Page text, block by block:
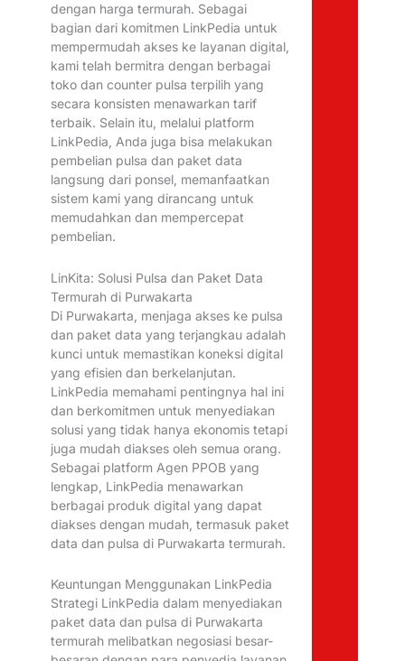
dengan harga termurah. Sebagai
bagian dari komitmen LinkPedia untuk
mempermudah akses ke layanan digital,
kami telah bermitra dengan berbagai
toko dan counter pulsa terpilih yang
secara konsisten menawarkan tarif
terbaik. Selain itu, melalui platform
LinkPedia, Anda juga bisa melakukan
pembelian pulsa dan paket data
langsung dari ponsel, memanfaatkan
sistem kami yang dirancang untuk
memudahkan dan mempercepat
pembelian.
LinKita: Solusi Pulsa dan Paket Data
Termurah di Purwakarta
Di Purwakarta, menjaga akses ke pulsa
dan paket data yang terjangkau adalah
kunci untuk memastikan koneksi digital
yang efisien dan berkelanjutan.
LinkPedia memahami pentingnya hal ini
dan berkomitmen untuk menyediakan
solusi yang tidak hanya ekonomis tetapi
juga mudah diakses oleh semua orang.
Sebagai platform Agen PPOB yang
lengkap, LinkPedia menawarkan
berbagai produk digital yang dapat
diakses dengan mudah, termasuk paket
data dan pulsa di Purwakarta termurah.
Keuntungan Menggunakan LinkPedia
Strategi LinkPedia dalam menyediakan
paket data dan pulsa di Purwakarta
termurah melibatkan negosiasi besar-